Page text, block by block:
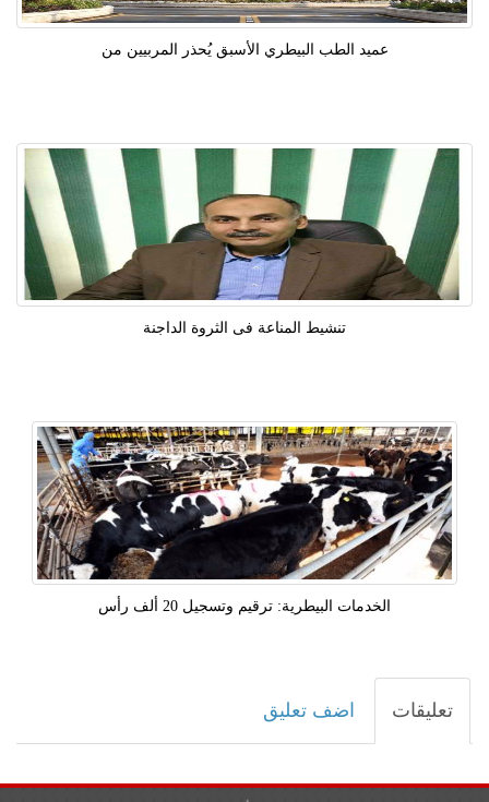
عميد الطب البيطري الأسبق يُحذر المربيين من
تنشيط المناعة فى الثروة الداجنة
الخدمات البيطرية: ترقيم وتسجيل 20 ألف رأس
تعليقات اضف تعليق